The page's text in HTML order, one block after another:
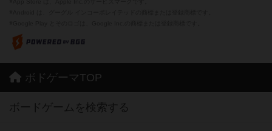
ボドゲーマTOP
ボードゲームを検索する